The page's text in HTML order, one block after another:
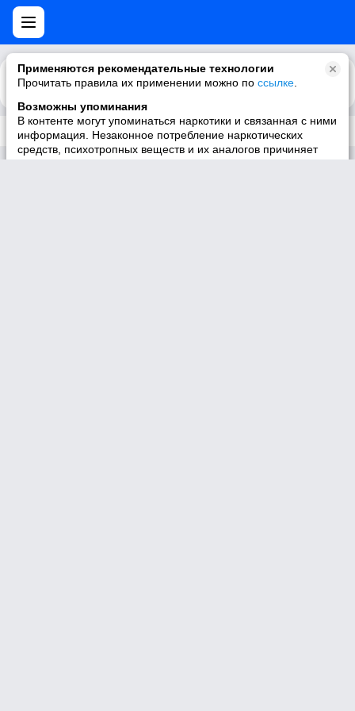
Применяются рекомендательные технологии
Прочитать правила их применении можно по ссылке
Возможны упоминания
В контенте могут упоминаться наркотики и связанная с ними
информация. Незаконное потребление наркотических
средств, психотропных веществ и их аналогов причиняет
Каталог Рекомендации
Трек не существует